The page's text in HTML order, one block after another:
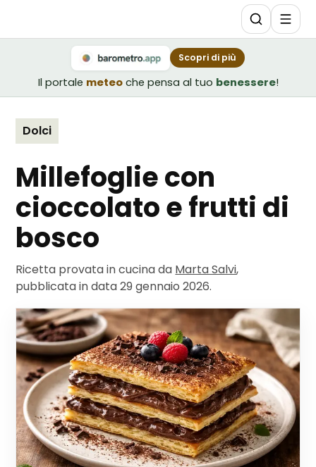
Il portale meteo che pensa al tuo benessere!
Scopri di più
Dolci
Millefoglie con
cioccolato e frutti di
bosco
Ricetta provata in cucina da Marta Salvi,
pubblicata in data29 gennaio 2026.